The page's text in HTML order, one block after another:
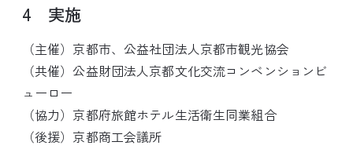
4 実施
（主催）京都市、公益社団法人京都市観光協会
（共催）公益財団法人京都文化交流コンベンションビ
ューロー
（協力）京都府旅館ホテル生活衛生同業組合
（後援）京都商工会議所